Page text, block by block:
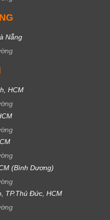
Nẵng
HCM
(Bình Dương)
TP.Thủ Đức, HCM